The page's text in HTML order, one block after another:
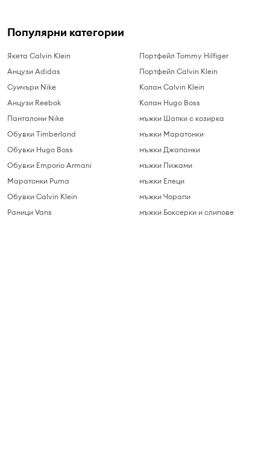
Популярни категории
Якета Calvin Klein
Анцузи Adidas
Суичъри Nike
Анцузи Reebok
Панталони Nike
Обувки Timberland
Обувки Hugo Boss
Обувки Emporio Armani
Маратонки Puma
Обувки Calvin Klein
Раници Vans
Портфейл Tommy Hilfiger
Портфейл Calvin Klein
Колан Calvin Klein
Колан Hugo Boss
мъжки Шапки с козирка
мъжки Маратонки
мъжки Джапанки
мъжки Пижами
мъжки Елеци
мъжки Чорапи
мъжки Боксерки и слипове